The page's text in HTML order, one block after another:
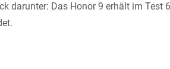
darunter: Das Honor 9 erhält im Test